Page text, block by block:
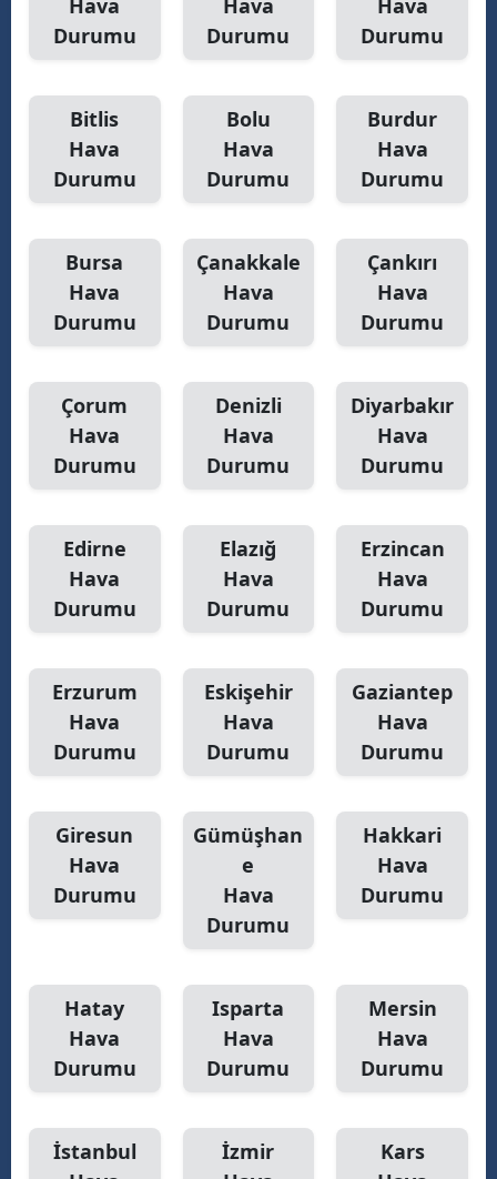
Hava
Durumu
Hava
Durumu
Hava
Durumu
Bitlis
Hava
Durumu
Bolu
Hava
Durumu
Burdur
Hava
Durumu
Bursa
Hava
Durumu
Çanakkale
Hava
Durumu
Çankırı
Hava
Durumu
Çorum
Hava
Durumu
Denizli
Hava
Durumu
Diyarbakır
Hava
Durumu
Edirne
Hava
Durumu
Elazığ
Hava
Durumu
Erzincan
Hava
Durumu
Erzurum
Hava
Durumu
Eskişehir
Hava
Durumu
Gaziantep
Hava
Durumu
Giresun
Hava
Durumu
Gümüşhan
e
Hava
Durumu
Hakkari
Hava
Durumu
Hatay
Hava
Durumu
Isparta
Hava
Durumu
Mersin
Hava
Durumu
İstanbul
İzmir
Kars